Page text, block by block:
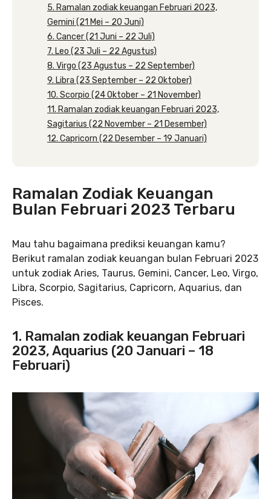
5. Ramalan zodiak keuangan Februari 2023,
Gemini (21 Mei – 20 Juni)
6. Cancer (21 Juni – 22 Juli)
7. Leo (23 Juli – 22 Agustus)
8. Virgo (23 Agustus – 22 September)
9. Libra (23 September – 22 Oktober)
10. Scorpio (24 Oktober – 21 November)
11. Ramalan zodiak keuangan Februari 2023,
Sagitarius (22 November – 21 Desember)
12. Capricorn (22 Desember – 19 Januari)
Ramalan Zodiak Keuangan
Bulan Februari 2023 Terbaru
Mau tahu bagaimana prediksi keuangan kamu?
Berikut ramalan zodiak keuangan bulan Februari 2023
untuk zodiak Aries, Taurus, Gemini, Cancer, Leo, Virgo,
Libra, Scorpio, Sagitarius, Capricorn, Aquarius, dan
Pisces.
1. Ramalan zodiak keuangan Februari
2023, Aquarius (20 Januari – 18
Februari)